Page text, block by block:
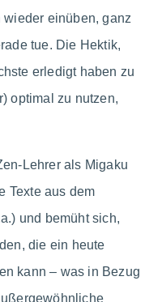
einüben, ganz
tue. Die Hektik,
erledigt haben zu
optimal zu nutzen,
Lehrer als Migaku
Texte aus dem
und bemüht sich,
die ein heute
kann – was in Bezug